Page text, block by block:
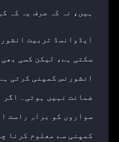
ہیں، نہ کہ صرف یہ کہ
ایڈوانسڈ تربیت
سکتی ہے، لیکن کسی
انشورنس کمپنی کرتی
ضمانت نہیں ہوتی۔ اگر
سواروں کو براہِ راست
کمپنی سے معلوم کرنا